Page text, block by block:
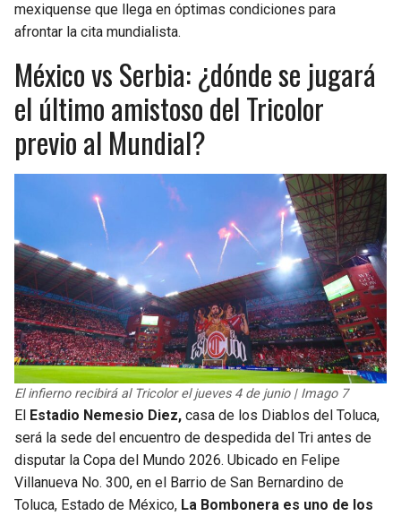
mexiquense que llega en óptimas condiciones para
afrontar la cita mundialista.
México vs Serbia: ¿dónde se jugará
el último amistoso del Tricolor
previo al Mundial?
El infierno recibirá al Tricolor el jueves 4 de junio | Imago 7
El Estadio Nemesio Diez, casa de los Diablos del Toluca,
será la sede del encuentro de despedida del Tri antes de
disputar la Copa del Mundo 2026. Ubicado en Felipe
Villanueva No. 300, en el Barrio de San Bernardino de
Toluca, Estado de México, La Bombonera es uno de los